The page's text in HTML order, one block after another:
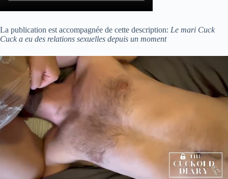
La publication est accompagnée de cette description: Le mari Cuck
Cuck a eu des relations sexuelles depuis un moment